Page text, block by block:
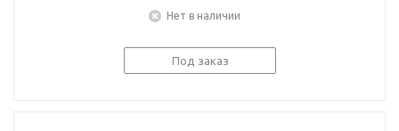
Нет в наличии
Под заказ